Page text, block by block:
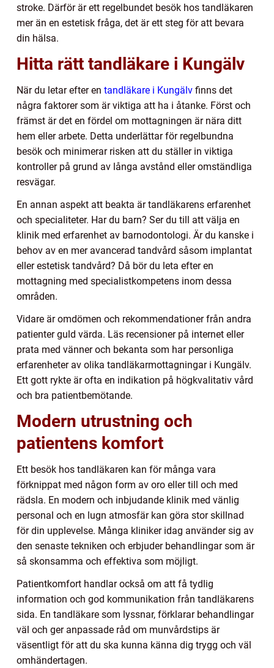
stroke. Därför är ett regelbundet besök hos tandläkaren
mer än en estetisk fråga, det är ett steg för att bevara
din hälsa.
Hitta rätt tandläkare i Kungälv
När du letar efter en tandläkare i Kungälv finns det
några faktorer som är viktiga att ha i åtanke. Först och
främst är det en fördel om mottagningen är nära ditt
hem eller arbete. Detta underlättar för regelbundna
besök och minimerar risken att du ställer in viktiga
kontroller på grund av långa avstånd eller omständliga
resvägar.
En annan aspekt att beakta är tandläkarens erfarenhet
och specialiteter. Har du barn? Ser du till att välja en
klinik med erfarenhet av barnodontologi. Är du kanske i
behov av en mer avancerad tandvård såsom implantat
eller estetisk tandvård? Då bör du leta efter en
mottagning med specialistkompetens inom dessa
områden.
Vidare är omdömen och rekommendationer från andra
patienter guld värda. Läs recensioner på internet eller
prata med vänner och bekanta som har personliga
erfarenheter av olika tandläkarmottagningar i Kungälv.
Ett gott rykte är ofta en indikation på högkvalitativ vård
och bra patientbemötande.
Modern utrustning och
patientens komfort
Ett besök hos tandläkaren kan för många vara
förknippat med någon form av oro eller till och med
rädsla. En modern och inbjudande klinik med vänlig
personal och en lugn atmosfär kan göra stor skillnad
för din upplevelse. Många kliniker idag använder sig av
den senaste tekniken och erbjuder behandlingar som är
så skonsamma och effektiva som möjligt.
Patientkomfort handlar också om att få tydlig
information och god kommunikation från tandläkarens
sida. En tandläkare som lyssnar, förklarar behandlingar
väl och ger anpassade råd om munvårdstips är
väsentligt för att du ska kunna känna dig trygg och väl
omhändertagen.